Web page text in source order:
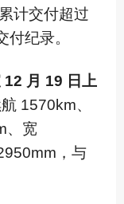
计交付超过
纪录。
12 月 19 日上
1570km、
、宽
，与